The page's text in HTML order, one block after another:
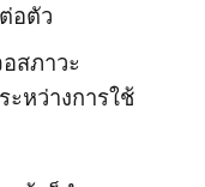
อตัว
สภาวะ
หว่างการใช้